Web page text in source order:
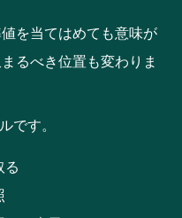
を当てはめても意味が
るべき位置も変わりま
です。
る